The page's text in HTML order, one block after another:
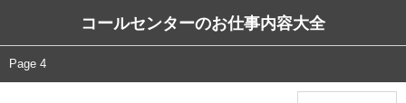
コールセンターのお仕事内容大全
Page 4